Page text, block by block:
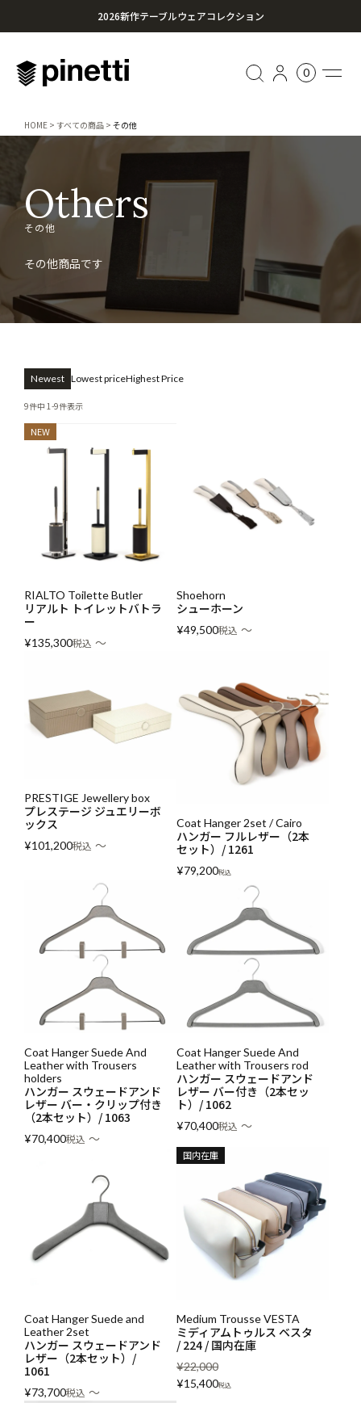
2026新作テーブルウェアコレクション
¥20,000円以上のお買い上げで送料無料
0
HOME すべての商品 その他
Others
その他
その他商品です
Newest Lowest priceHighest Price
9件中 1-9件表示
RIALTO Toilette Butler
リアルト トイレットバトラ
ー
NEW
¥135,300税込 〜
Shoehorn
シューホーン
¥49,500税込 〜
PRESTIGE Jewellery box
プレステージ ジュエリーボ
ックス
¥101,200税込 〜
Coat Hanger 2set / Cairo
ハンガー フルレザー（2本
セット）/ 1261
¥79,200税込
Coat Hanger Suede And
Leather with Trousers
holders
ハンガー スウェードアンド
レザー バー・クリップ付き
（2本セット）/ 1063
¥70,400税込 〜
Coat Hanger Suede And
Leather with Trousers rod
ハンガー スウェードアンド
レザー バー付き（2本セッ
ト）/ 1062
¥70,400税込 〜
Coat Hanger Suede and
Leather 2set
ハンガー スウェードアンド
レザー（2本セット）/
1061
¥73,700税込 〜
Medium Trousse VESTA
ミディアムトゥルス ベスタ
/ 224 / 国内在庫
国内在庫
¥22,000
¥15,400税込